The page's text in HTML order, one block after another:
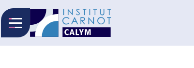
Ouvrir le menu